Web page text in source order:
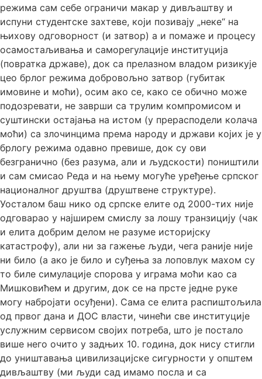
режима сам себе ограничи макар у дивљаштву и
испуни студентске захтеве, који позивају „неке“ на
њихову одговорност (и затвор) а и помаже и процесу
осамостаљивања и саморегулације институција
(повратка државе), док са прелазном владом ризикује
цео брлог режима добровољно затвор (губитак
имовине и моћи), осим ако се, како се обично може
подозревати, не заврши са трулим компромисом и
суштински остајања на истом (у прерасподели колача
моћи) са злочинцима према народу и држави којих је у
брлогу режима одавно превише, док су ови
безгранично (без разума, али и људскости) поништили
и сам смисао Реда и на њему могуће уређење српског
националног друштва (друштвене структуре).
Уосталом баш нико од српске елите од 2000-тих није
одговарао у најширем смислу за лошу транзицију (чак
и елита добрим делом не разуме историјску
катастрофу), али ни за гажење људи, чега раније није
ни било (а ако је било и суђења за лоповлук махом су
то биле симулације спорова у играма моћи као са
Мишковићем и другим, док се на прсте једне руке
могу набројати осуђени). Сама се елита распиштољила
од првог дана и ДОС власти, чинећи све институције
услужним сервисом својих потреба, што је постало
више него очито у задњих 10. година, док нису стигли
до уништавања цивилизацијске сигурности у општем
дивљаштву (ми људи сад имамо посла и са